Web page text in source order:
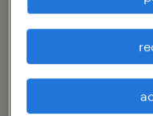
código da vaga
eTalent_JP-182570